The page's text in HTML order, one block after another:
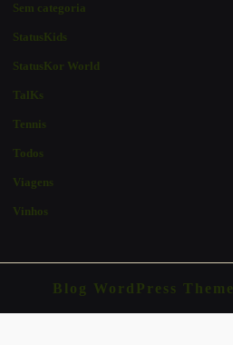
Sem categoria
StatusKids
StatusKor World
TalKs
Tennis
Todos
Viagens
Vinhos
Blog WordPress Theme